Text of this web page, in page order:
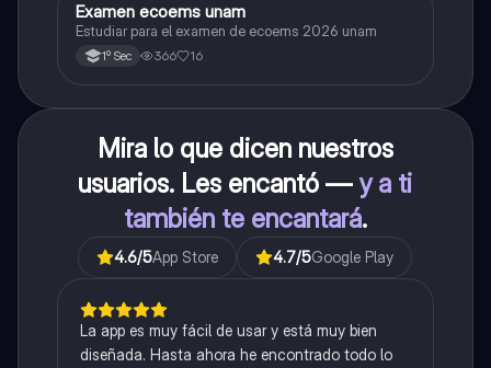
Español
Examen ecoems unam
Estudiar para el examen de ecoems 2026 unam
1º Sec 366 16
Mira lo que dicen nuestros
usuarios. Les encantó —y a ti
también te encantará.
4.6/5App Store 4.7/5Google Play
La app es muy fácil de usar y está muy bien
diseñada. Hasta ahora he encontrado todo lo